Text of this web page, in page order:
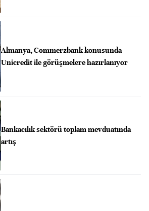
Almanya, Commerzbank konusunda
Unicredit ile görüşmelere hazırlanıyor
Bankacılık sektörü toplam mevduatında
artış